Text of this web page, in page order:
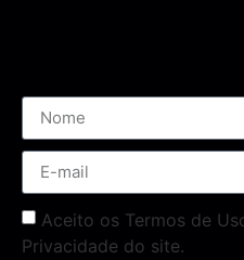
Aceito os Termos de
Privacidade do site.